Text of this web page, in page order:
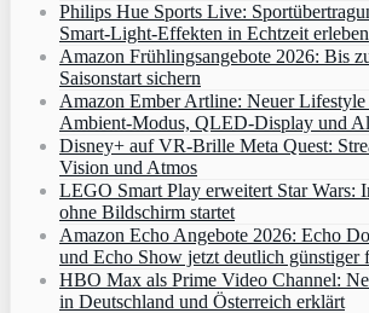
Philips Hue Sports Live:
Smart‑Light‑Effekten in Echtzeit erleben
Amazon Frühlingsangebote 2026: Bis
Saisonstart sichern
Amazon Ember Artline: Neuer
Ambient‑Modus, QLED‑Display und
Disney+ auf VR-Brille Meta Quest:
Vision und Atmos
LEGO Smart Play erweitert Star Wars:
ohne Bildschirm startet
Amazon Echo Angebote 2026: Echo
und Echo Show jetzt deutlich günstiger
HBO Max als Prime Video Channel:
in Deutschland und Österreich erklärt